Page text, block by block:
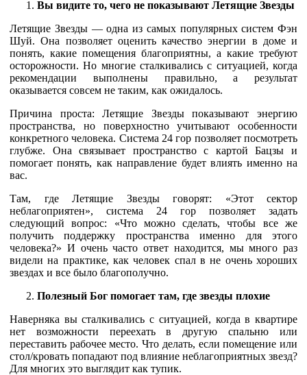
Вы видите то, чего не показывают Летящие Звезды
Летящие Звезды — одна из самых популярных систем Фэн
Шуй. Она позволяет оценить качество энергии в доме и
понять, какие помещения благоприятны, а какие требуют
осторожности. Но многие сталкивались с ситуацией, когда
рекомендации выполнены правильно, а результат
оказывается совсем не таким, как ожидалось.
Причина проста: Летящие Звезды показывают энергию
пространства, но поверхностно учитывают особенности
конкретного человека. Система 24 гор позволяет посмотреть
глубже. Она связывает пространство с картой Бацзы и
помогает понять, как направление будет влиять именно на
вас.
Там, где Летящие Звезды говорят: «Этот сектор
неблагоприятен», система 24 гор позволяет задать
следующий вопрос: «Что можно сделать, чтобы все же
получить поддержку пространства именно для этого
человека?» И очень часто ответ находится, мы много раз
видели на практике, как человек спал в не очень хороших
звездах и все было благополучно.
Полезный Бог помогает там, где звезды плохие
Наверняка вы сталкивались с ситуацией, когда в квартире
нет возможности переехать в другую спальню или
переставить рабочее место. Что делать, если помещение или
стол/кровать попадают под влияние неблагоприятных звезд?
Для многих это выглядит как тупик.